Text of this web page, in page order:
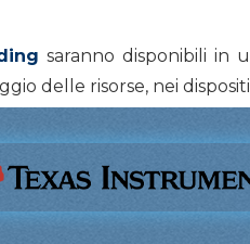
saranno disponibili in
delle risorse, nei